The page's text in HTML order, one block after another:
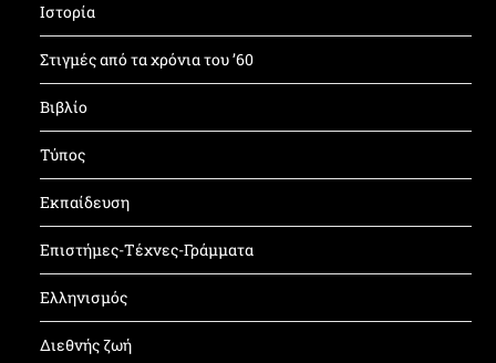
Ιστορία
Στιγμές από τα χρόνια του ’60
Βιβλίο
Τύπος
Εκπαίδευση
Επιστήμες-Τέχνες-Γράμματα
Ελληνισμός
Διεθνής ζωή